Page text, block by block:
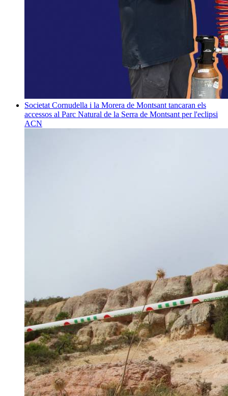
Societat Cornudella i la Morera de Montsant tancaran els
accessos al Parc Natural de la Serra de Montsant per l'eclipsi
ACN